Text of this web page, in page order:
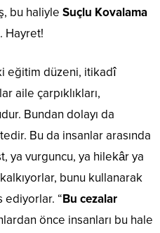
bu haliyle Suçlu Kovalama
Hayret!
eğitim düzeni, itikadî
aile çarpıklıkları,
Bundan dolayı da
Bu da insanlar arasında
ya vurguncu, ya hilekâr ya
bunu kullanarak
“Bu cezalar
önce insanları bu hale